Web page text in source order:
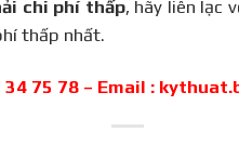
chi phí thấp, hãy liên lạc
thấp nhất.
75 78 – Email :